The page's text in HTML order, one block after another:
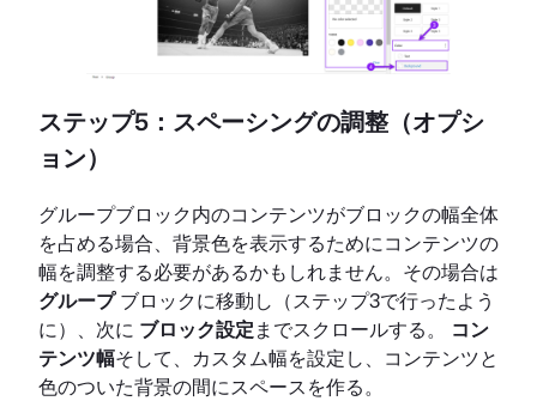
ステップ5：スペーシングの調整（オプシ
ョン）
グループブロック内のコンテンツがブロックの幅全体
を占める場合、背景色を表示するためにコンテンツの
幅を調整する必要があるかもしれません。その場合は
グループブロックに移動し（ステップ3で行ったよう
に）、次に ブロック設定までスクロールする。 コン
テンツ幅そして、カスタム幅を設定し、コンテンツと
色のついた背景の間にスペースを作る。